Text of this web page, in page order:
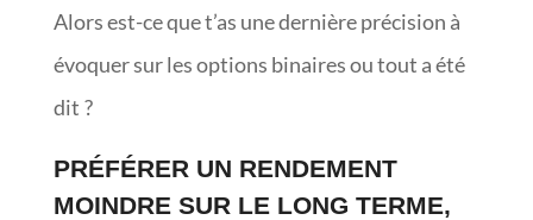
Alors est-ce que t’as une dernière précision à
évoquer sur les options binaires ou tout a été
dit ?
PRÉFÉRER UN RENDEMENT
MOINDRE SUR LE LONG TERME,